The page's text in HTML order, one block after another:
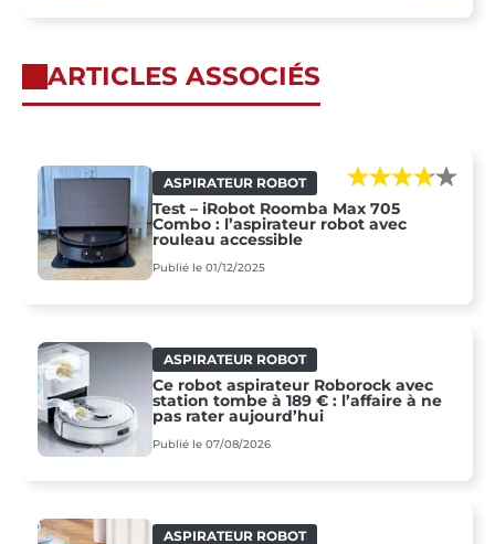
ARTICLES ASSOCIÉS
ASPIRATEUR ROBOT
Test – iRobot Roomba Max 705
Combo : l’aspirateur robot avec
rouleau accessible
Publié le 01/12/2025
ASPIRATEUR ROBOT
Ce robot aspirateur Roborock avec
station tombe à 189 € : l’affaire à ne
pas rater aujourd’hui
Publié le 07/08/2026
ASPIRATEUR ROBOT